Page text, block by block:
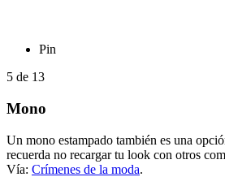
Pin
5 de 13
Mono
Un mono estampado también es una
recuerda no recargar tu look con otros
Vía: Crímenes de la moda.